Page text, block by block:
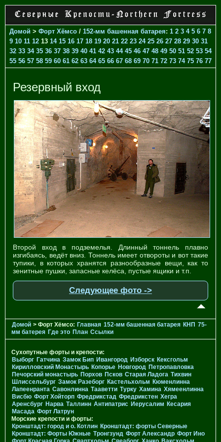
Домой > Форт Хёмсо / 152-мм башенная батарея: 1 2 3 4 5 6 7 8
9 10 11 12 13 14 15 16 17 18 19 20 21 22 23 24 25 26 27 28 29 30 31
32 33 34 35 36 37 38 39 40 41 42 43 44 45 46 47 48 49 50 51 52 53 54
55 56 57 58 59 60 61 62 63 64 65 66 67 68 69 70 71 72 73 74 75 76 77
Резервный вход
Второй вход в подземелья. Длинный тоннель плавно
изгибаясь, ведёт вниз. Тоннель имеет отвороты и вот такие
тупики, в которых хранятся разнообразные вещи, как то
зенитные пушки, запасные келёса, пустые ящики и т.п.
Следующее фото ->
Домой > Форт Хёмсо: Главная 152-мм башенная батарея КНП 75-
мм батерея Где это План Ссылки
Сухопутные форты и крепости:
Выборг Гатчина Замок Бип Ивангород Изборск Кексгольм
Кирилловский Монастырь Копорье Новгород Петропавловка
Печорcкий монастырь Порхов Псков Старая Ладога Тихвин
Шлиссельбург Замок Разеборг Кастельхольм Кюменлинна
Лапеенранта Савонлинна Тааветти Турку Хамина Хямеенлинна
Висбю Форт Хойторп Фредрикстад Фредрикстен Хегра
Аренсбург Нарва Таллинн Антипатрис Иерусалим Кесария
Масада Форт Латрун
Морские крепости и форты:
Кронштадт: город и о. Котлин Кронштадт: форты Северные
Кронштадт: Форты Южные Тронгзунд Форт Александр Форт Ино